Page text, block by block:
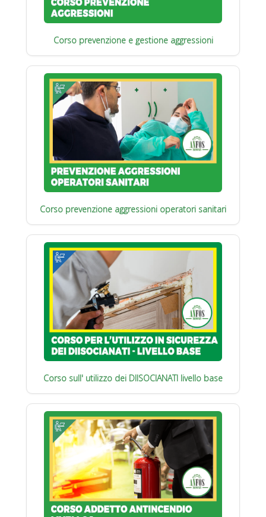
Corso prevenzione e gestione aggressioni
Corso prevenzione aggressioni operatori sanitari
Corso sull' utilizzo dei DIISOCIANATI livello base